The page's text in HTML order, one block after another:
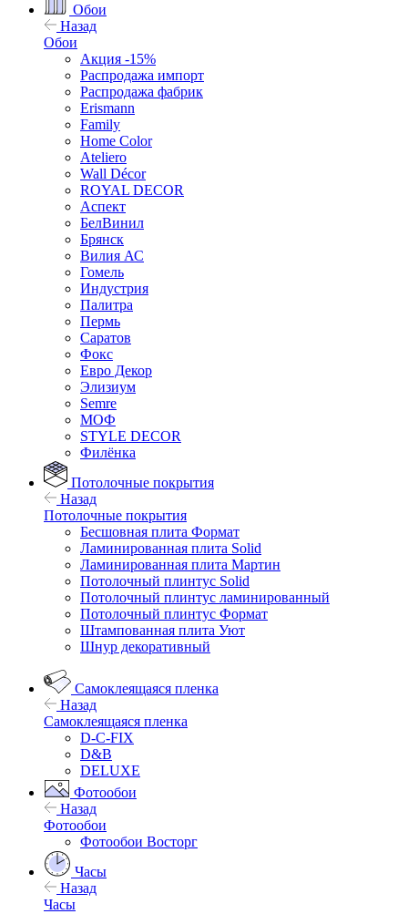
Обои
Назад
Обои
Акция -15%
Распродажа импорт
Распродажа фабрик
Erismann
Family
Home Color
Ateliero
Wall Décor
ROYAL DECOR
Аспект
БелВинил
Брянск
Вилия АС
Гомель
Индустрия
Палитра
Пермь
Саратов
Фокс
Евро Декор
Элизиум
Semre
МОФ
STYLE DECOR
Филёнка
Потолочные покрытия
Назад
Потолочные покрытия
Бесшовная плита Формат
Ламинированная плита Solid
Ламинированная плита Мартин
Потолочный плинтус Solid
Потолочный плинтус ламинированный
Потолочный плинтус Формат
Штампованная плита Уют
Шнур декоративный
Самоклеящаяся пленка
Назад
Самоклеящаяся пленка
D-C-FIX
D&B
DELUXE
Фотообои
Назад
Фотообои
Фотообои Восторг
Часы
Назад
Часы